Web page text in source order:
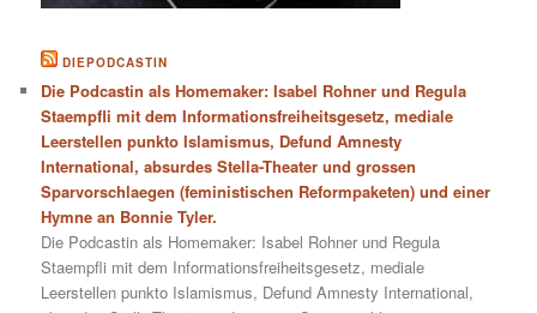
DIEPODCASTIN
Die Podcastin als Homemaker: Isabel Rohner und Regula
Staempfli mit dem Informationsfreiheitsgesetz, mediale
Leerstellen punkto Islamismus, Defund Amnesty
International, absurdes Stella-Theater und grossen
Sparvorschlaegen (feministischen Reformpaketen) und einer
Hymne an Bonnie Tyler.
Die Podcastin als Homemaker: Isabel Rohner und Regula
Staempfli mit dem Informationsfreiheitsgesetz, mediale
Leerstellen punkto Islamismus, Defund Amnesty International,